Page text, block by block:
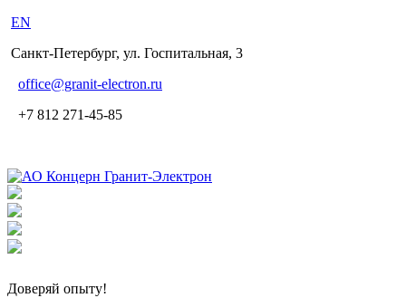
EN
Санкт-Петербург, ул. Госпитальная, 3
office@granit-electron.ru
+7 812 271-45-85
Доверяй опыту!